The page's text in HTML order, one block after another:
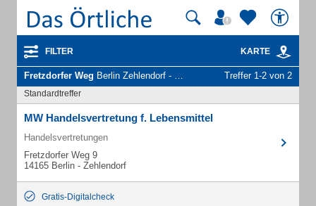
FILTER KARTE
Fretzdorfer Weg Berlin Zehlendorf - Unternehmen und Personen Treffer 1-2 von 2
Standardtreffer
MW Handelsvertretung f. Lebensmittel
Handelsvertretungen
Fretzdorfer Weg 9
14165 Berlin - Zehlendorf
Gratis-Digitalcheck